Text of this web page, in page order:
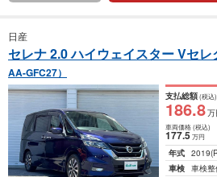
日産
セレナ 2.0 ハイウェイスター Vセ
AA-GFC27）
支払総額(税込)
186.8万
車両価格(税込)
177.5万円
年式 2019
車検 車検